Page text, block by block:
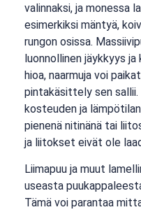
valinnaksi, ja monessa
esimerkiksi mäntyä,
rungon osissa.
luonnollinen jäykkyys
hioa, naarmuja voi
pintakäsittely sen sallii.
kosteuden ja
pienenä nitinänä tai
ja liitokset eivät ole
Liimapuu ja muut
useasta
Tämä voi parantaa